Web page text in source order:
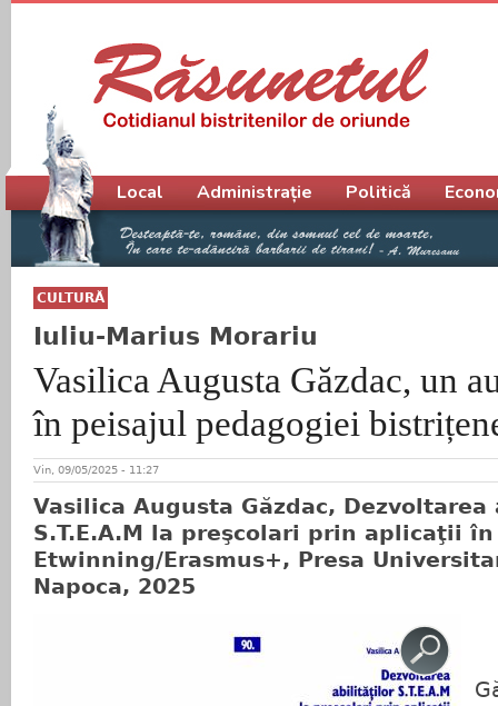
CULTURĂ
Iuliu-Marius Morariu
Vasilica Augusta Găzdac, un
în peisajul pedagogiei
Vin, 09/05/2025 - 11:27
Vasilica Augusta Găzdac,
S.T.E.A.M la preşcolari prin aplicaţii
Etwinning/Erasmus+, Presa
Napoca, 2025
Meniu principal
Local Administrație Politică